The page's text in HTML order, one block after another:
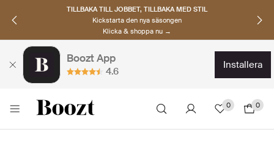
TILLBAKA TILL JOBBET, TILLBAKA MED STIL
Kickstarta den nya säsongen
Klicka & shoppa nu →
Boozt App
4.6
installera
0 0